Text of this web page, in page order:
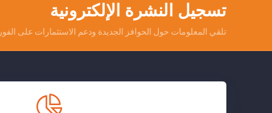
تسجيل النشرة الإلكترونية
تلقي المعلومات حول الحوافز الجديدة ودعم الاستثمارات على الفور.